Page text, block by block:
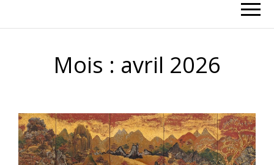
Mois : avril 2026